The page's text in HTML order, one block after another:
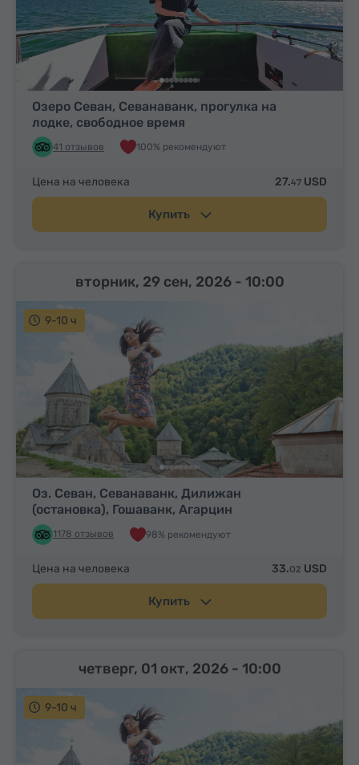
Озеро Севан, Севанаванк, прогулка на
лодке, свободное время
41 отзывов 100% рекомендуют
Цена на человека 27.47 USD
Купить
9-10 ч
Оз. Севан, Севанаванк, Дилижан
(остановка), Гошаванк, Агарцин
1178 отзывов 98% рекомендуют
вторник, 29 сен, 2026 - 10:00
Цена на человека 33.02 USD
Купить
9-10 ч
четверг, 01 окт, 2026 - 10:00